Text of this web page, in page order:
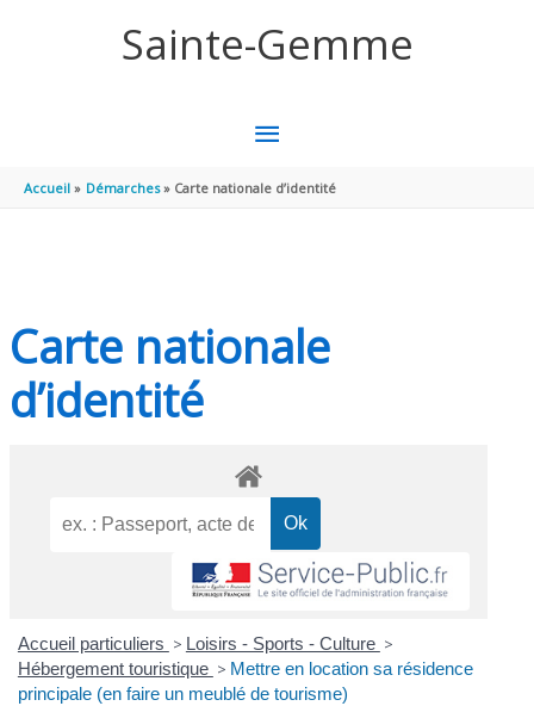
Sainte-Gemme
MENU
PRINCIPAL
Accueil Démarches Carte nationale d’identité
Carte nationale
d’identité
Accueil particuliers > Loisirs - Sports - Culture >
Hébergement touristique > Mettre en location sa résidence
principale (en faire un meublé de tourisme)